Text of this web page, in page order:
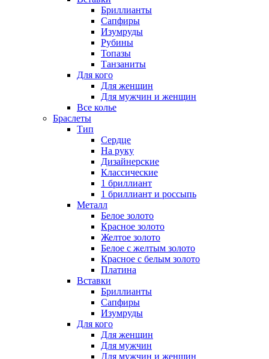
Бриллианты
Сапфиры
Изумруды
Рубины
Топазы
Танзаниты
Для кого
Для женщин
Для мужчин и женщин
Все колье
Браслеты
Тип
Сердце
На руку
Дизайнерские
Классические
1 бриллиант
1 бриллиант и россыпь
Металл
Белое золото
Красное золото
Желтое золото
Белое с желтым золото
Красное с белым золото
Платина
Вставки
Бриллианты
Сапфиры
Изумруды
Для кого
Для женщин
Для мужчин
Для мужчин и женщин